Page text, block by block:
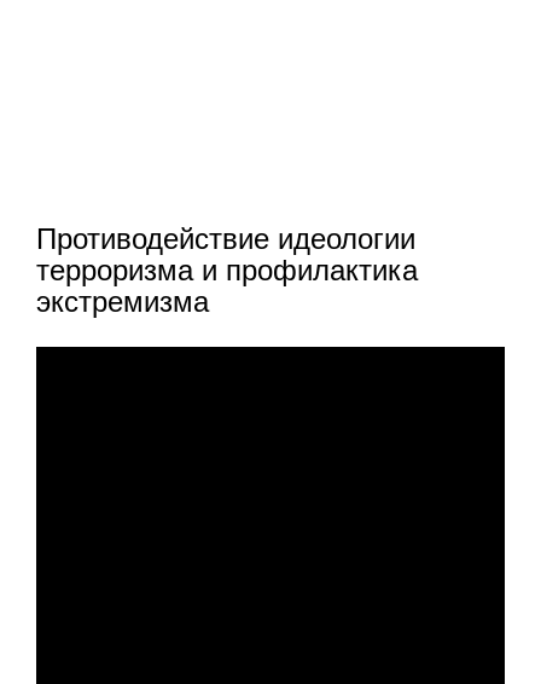
Противодействие идеологии
терроризма и профилактика
экстремизма